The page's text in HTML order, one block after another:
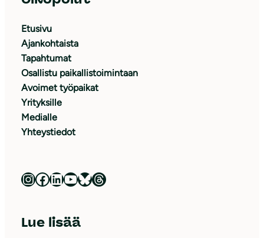
Etusivu
Ajankohtaista
Tapahtumat
Osallistu paikallistoimintaan
Avoimet työpaikat
Yrityksille
Medialle
Yhteystiedot
Luonnonsuojeluliitto Instagramissa Luonnonsuojeluliitto Facebookissa Luonnonsuojeluliitto LinkedInissä Luonnonsuojeluliiton YouTube-kanava Luonnonsuojeluliitto Blueskyssa Luonnonsuojeluliitto Threadsissa
Lue lisää